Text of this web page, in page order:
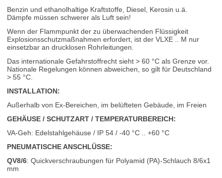
Benzin und ethanolhaltige Kraftstoffe, Diesel, Kerosin u.ä.
Dämpfe müssen schwerer als Luft sein!
Wenn der Flammpunkt der zu überwachenden Flüssigkeit
Explosionsschutzmaßnahmen erfordert, ist der VLXE .. M nur
einsetzbar an drucklosen Rohrleitungen.
Das internationale Gefahrstoffrecht sieht > 60 °C als Grenze vor.
Nationale Regelungen können abweichen, so gilt für Deutschland
> 55 °C.
INSTALLATION:
Außerhalb von Ex-Bereichen, im belüfteten Gebäude, im Freien
GEHÄUSE / SCHUTZART / TEMPERATURBEREICH:
VA-Geh: Edelstahlgehäuse / IP 54 / -40 °C .. +60 °C
PNEUMATISCHE ANSCHLÜSSE:
QV8/6: Quickverschraubungen für Polyamid (PA)-Schlauch 8/6x1
mm